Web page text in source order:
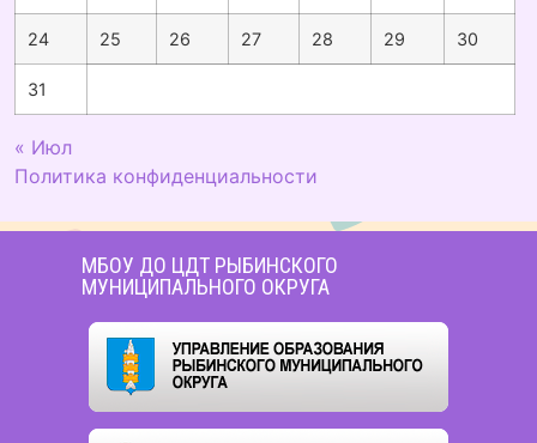
24 25 26 27 28 29 30
31
« Июл
Политика конфиденциальности
МБОУ ДО ЦДТ РЫБИНСКОГО
МУНИЦИПАЛЬНОГО ОКРУГА